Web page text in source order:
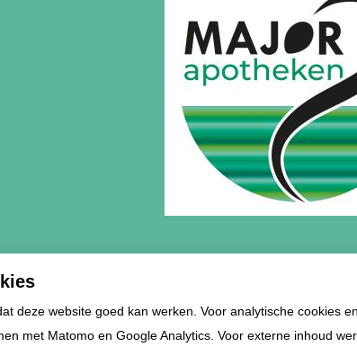
deze website goed kan werken. Voor analytische cookies
met Matomo en Google Analytics. Voor externe inhoud